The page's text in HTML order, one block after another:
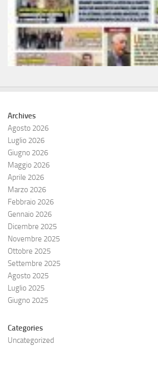
Archives
Agosto 2026
Luglio 2026
Giugno 2026
Maggio 2026
Aprile 2026
Marzo 2026
Febbraio 2026
Gennaio 2026
Dicembre 2025
Novembre 2025
Ottobre 2025
Settembre 2025
Agosto 2025
Luglio 2025
Giugno 2025
Categories
Uncategorized